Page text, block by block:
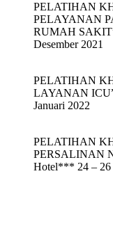
PELATIHAN
PELAYANAN
RUMAH
Desember 2021
PELATIHAN
LAYANAN
Januari 2022
PELATIHAN
PERSALINAN
Hotel*** 24 – 26